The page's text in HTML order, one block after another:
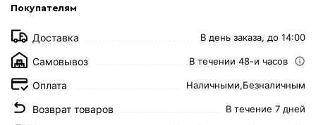
Покупателям
Доставка В день заказа, до 14:00
Самовывоз В течении 48-и часов
Оплата Наличными,Безналичным
Возврат товаров В течение 7 дней